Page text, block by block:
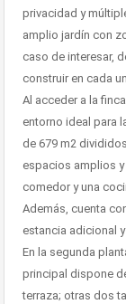
privacidad y
amplio jardín con
caso de interesar,
construir en cada
Al acceder a la
entorno ideal para
de 679 m2
espacios amplios y
comedor y una
Además, cuenta
estancia adicional
En la segunda
principal dispone
terraza; otras dos